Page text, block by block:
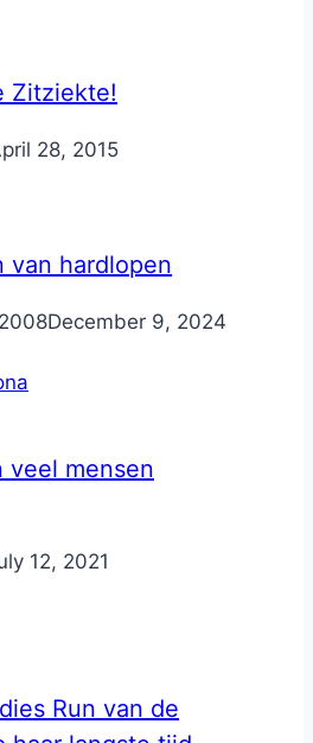
Zitziekte!
28, 2015
van hardlopen
December 9, 2024
veel mensen
12, 2021
Run van de